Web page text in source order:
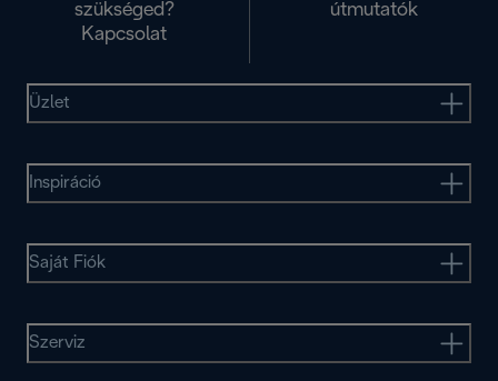
szükséged?
Kapcsolat
útmutatók
Üzlet
Inspiráció
Saját Fiók
Szerviz